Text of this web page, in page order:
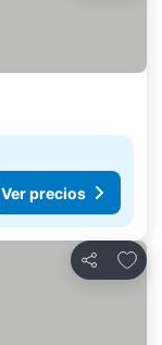
Ver precios
Compartir